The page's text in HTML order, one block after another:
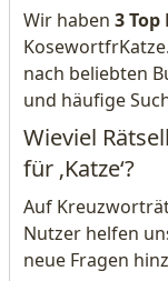
Wir haben 3
nach beliebten
und häufige
Wieviel
für ‚Katze‘?
Auf
Nutzer helfen
neue Fragen